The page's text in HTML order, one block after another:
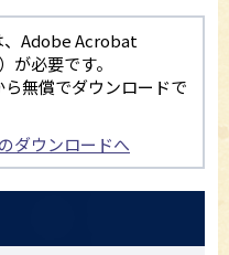
、Adobe Acrobat
が必要です。
無償でダウンロードで
ダウンロードへ